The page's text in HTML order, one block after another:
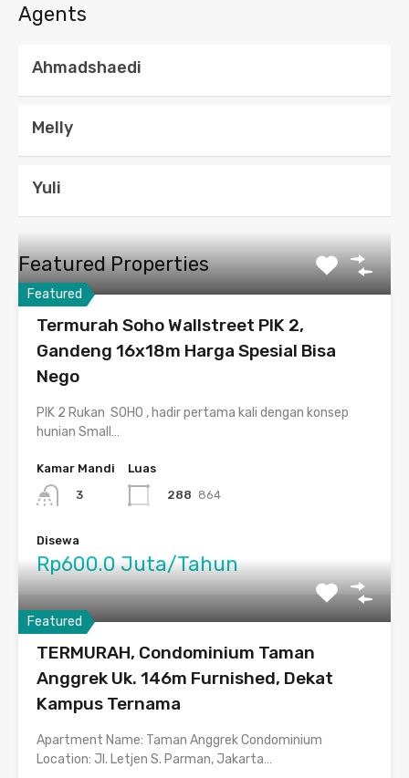
Agents
Ahmadshaedi
Melly
Yuli
Featured Properties
Featured
Termurah Soho Wallstreet PIK 2,
Gandeng 16x18m Harga Spesial Bisa
Nego
PIK 2 Rukan SOHO , hadir pertama kali dengan konsep
hunian Small…
Kamar Mandi
3
Luas
288 864
Disewa
Rp600.0 Juta/Tahun
Featured
TERMURAH, Condominium Taman
Anggrek Uk. 146m Furnished, Dekat
Kampus Ternama
Apartment Name: Taman Anggrek Condominium
Location: Jl. Letjen S. Parman, Jakarta…